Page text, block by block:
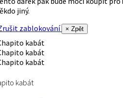
jiný.
zablokování
× Zpět
kabát